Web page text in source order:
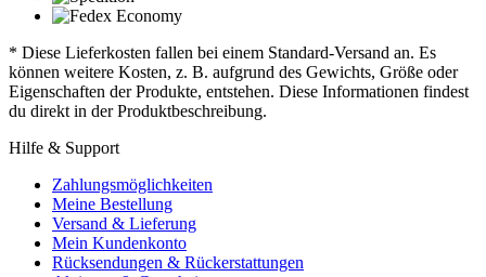
* Diese Lieferkosten fallen bei einem Standard-Versand an. Es
können weitere Kosten, z. B. aufgrund des Gewichts, Größe oder
Eigenschaften der Produkte, entstehen. Diese Informationen findest
du direkt in der Produktbeschreibung.
Hilfe & Support
Zahlungsmöglichkeiten
Meine Bestellung
Versand & Lieferung
Mein Kundenkonto
Rücksendungen & Rückerstattungen